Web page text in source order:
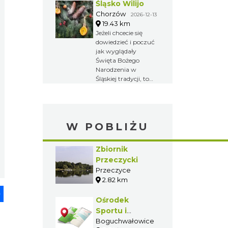
pokazy prac
żniwnych i działania
młynów.
Śląsko Wilijo
Chorzów 2026-12-13
19.43 km
Jeżeli chcecie się
dowiedzieć i poczuć
jak wyglądały
Święta Bożego
Narodzenia w
Śląskiej tradycji, to
W POBLIŻU
Zbiornik
Przeczycki
Przeczyce
2.82 km
Ośrodek
Sportu i
Rekreacji „Biały
Boguchwałowice